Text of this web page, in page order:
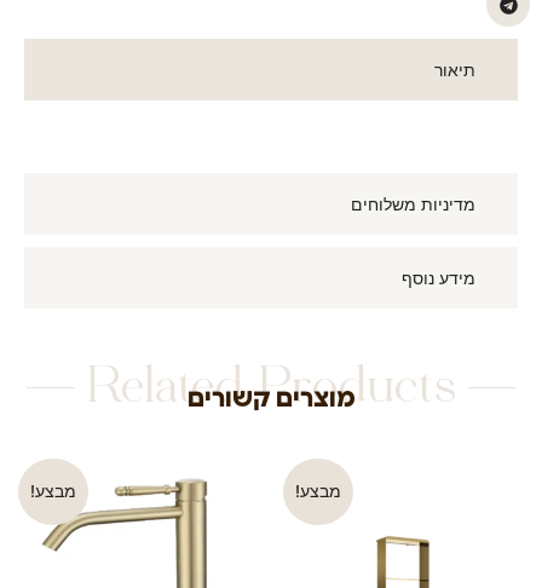
תיאור
מדיניות משלוחים
מידע נוסף
Related Products
מוצרים קשורים
מבצע! מבצע!